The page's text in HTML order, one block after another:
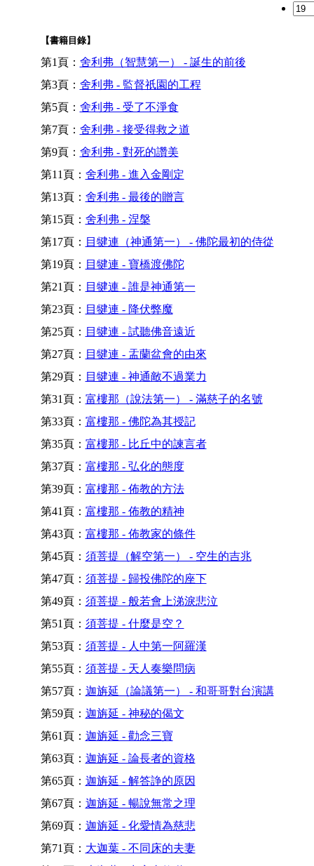
【書籍目錄】
第1頁： 舍利弗（智慧第一） - 誕生的前後
第3頁： 舍利弗 - 監督祇園的工程
第5頁： 舍利弗 - 受了不淨食
第7頁： 舍利弗 - 接受得救之道
第9頁： 舍利弗 - 對死的讚美
第11頁： 舍利弗 - 進入金剛定
第13頁： 舍利弗 - 最後的贈言
第15頁： 舍利弗 - 涅槃
第17頁： 目犍連（神通第一） - 佛陀最初的侍從
第19頁： 目犍連 - 寶橋渡佛陀
第21頁： 目犍連 - 誰是神通第一
第23頁： 目犍連 - 降伏弊魔
第25頁： 目犍連 - 試聽佛音遠近
第27頁： 目犍連 - 盂蘭盆會的由來
第29頁： 目犍連 - 神通敵不過業力
第31頁： 富樓那（說法第一） - 滿慈子的名號
第33頁： 富樓那 - 佛陀為其授記
第35頁： 富樓那 - 比丘中的諫言者
第37頁： 富樓那 - 弘化的態度
第39頁： 富樓那 - 佈教的方法
第41頁： 富樓那 - 佈教的精神
第43頁： 富樓那 - 佈教家的條件
第45頁： 須菩提（解空第一） - 空生的吉兆
第47頁： 須菩提 - 歸投佛陀的座下
第49頁： 須菩提 - 般若會上涕淚悲泣
第51頁： 須菩提 - 什麼是空？
第53頁： 須菩提 - 人中第一阿羅漢
第55頁： 須菩提 - 天人奏樂問病
第57頁： 迦旃延（論議第一） - 和哥哥對台演講
第59頁： 迦旃延 - 神秘的偈文
第61頁： 迦旃延 - 勸念三寶
第63頁： 迦旃延 - 論長者的資格
第65頁： 迦旃延 - 解答諍的原因
第67頁： 迦旃延 - 暢說無常之理
第69頁： 迦旃延 - 化愛情為慈悲
第71頁： 大迦葉 - 不同床的夫妻